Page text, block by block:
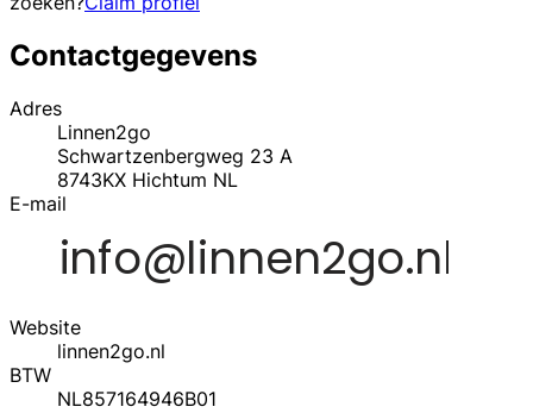
Contactgegevens
Adres
Linnen2go
Schwartzenbergweg 23 A
8743KX Hichtum NL
E-mail
Website
linnen2go.nl
BTW
NL857164946B01